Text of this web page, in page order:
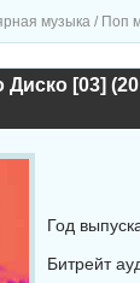
музыка / Поп
Диско [03]
Год
Битрейт